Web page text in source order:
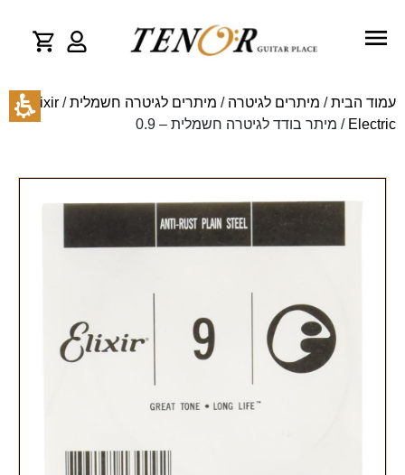
עמוד הבית/ מיתרים לגיטרה / מיתרים לגיטרה חשמלית/
Elixir
Electric / מיתר בודד לגיטרה חשמלית – 0.9